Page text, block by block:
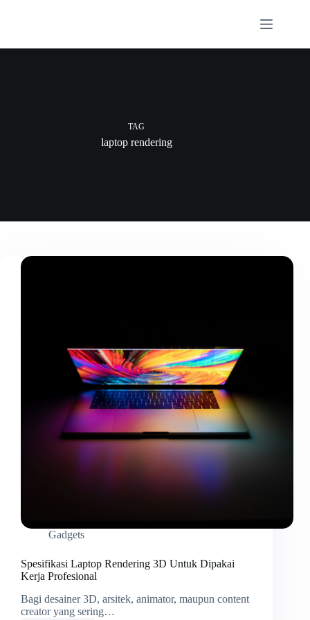
TAG
laptop rendering
Gadgets
Spesifikasi Laptop Rendering 3D Untuk Dipakai
Kerja Profesional
Bagi desainer 3D, arsitek, animator, maupun content
creator yang sering…